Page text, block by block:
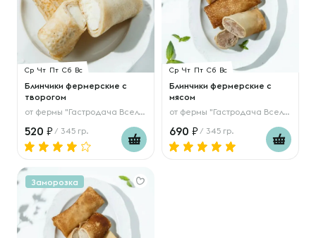
Ср Чт Пт Сб Вс
Блинчики фермерские с
творогом
от фермы "Гастродача Вселуг"
520 / 345 гр.
Ср Чт Пт Сб Вс
Блинчики фермерские с
мясом
от фермы "Гастродача Вселуг"
690 / 345 гр.
Заморозка